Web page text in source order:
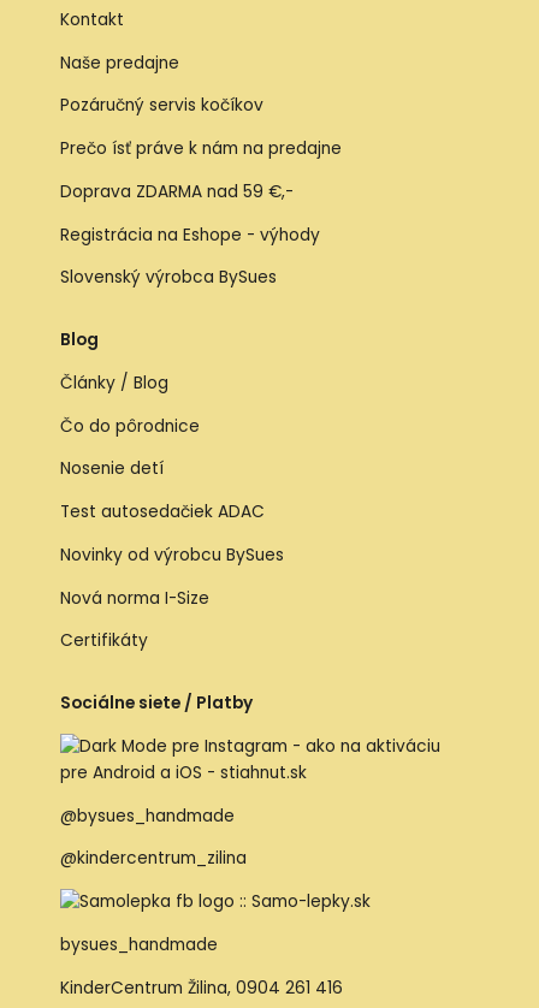
Kontakt
Naše predajne
Pozáručný servis kočíkov
Prečo ísť práve k nám na predajne
Doprava ZDARMA nad 59 €,-
Registrácia na Eshope - výhody
Slovenský výrobca BySues
Blog
Články / Blog
Čo do pôrodnice
Nosenie detí
Test autosedačiek ADAC
Novinky od výrobcu BySues
Nová norma I-Size
Certifikáty
Sociálne siete / Platby
@bysues_handmade
@kindercentrum_zilina
bysues_handmade
KinderCentrum Žilina, 0904 261 416